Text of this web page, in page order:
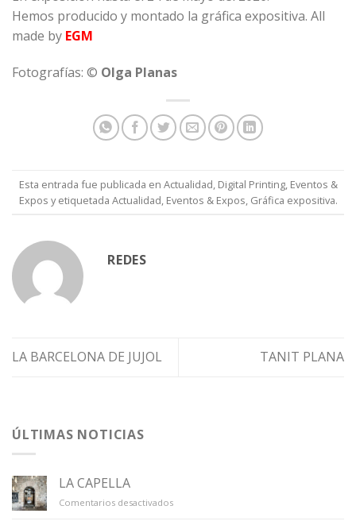
Hemos producido y montado la gráfica expositiva. All
made by EGM
Fotografías: © Olga Planas
Esta entrada fue publicada en Actualidad, Digital Printing, Eventos &
Expos y etiquetada Actualidad, Eventos & Expos, Gráfica expositiva.
REDES
LA BARCELONA DE JUJOL TANIT PLANA
ÚLTIMAS NOTICIAS
LA CAPELLA
Comentarios desactivadosen